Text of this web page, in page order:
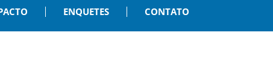
ENQUETES CONTATO